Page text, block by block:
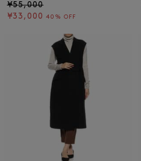
¥55,000
¥33,000 40% OFF